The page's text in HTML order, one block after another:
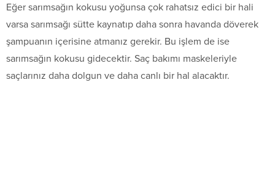
Eğer sarımsağın kokusu yoğunsa çok rahatsız edici bir hali
varsa sarımsağı sütte kaynatıp daha sonra havanda döverek
şampuanın içerisine atmanız gerekir. Bu işlem de ise
sarımsağın kokusu gidecektir. Saç bakımı maskeleriyle
saçlarınız daha dolgun ve daha canlı bir hal alacaktır.